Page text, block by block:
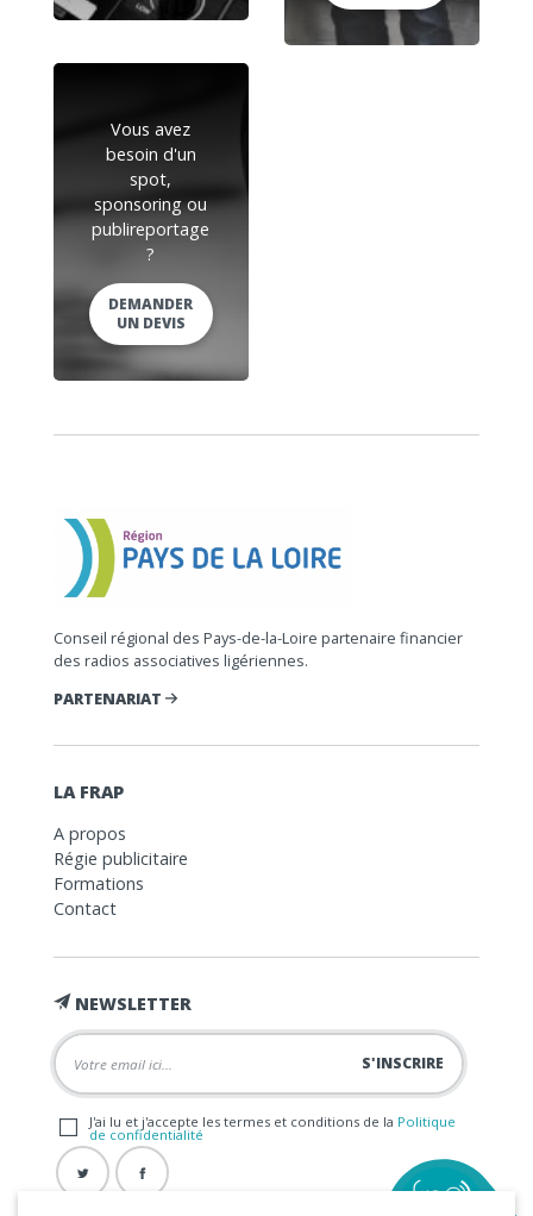
Vous avez
besoin d'un
spot,
sponsoring ou
publireportage
?
DEMANDER
UN DEVIS
Conseil régional des Pays-de-la-Loire partenaire financier
des radios associatives ligériennes.
PARTENARIAT
LA FRAP
A propos
Régie publicitaire
Formations
Contact
NEWSLETTER
J'ai lu et j'accepte les termes et conditions de la Politique
de confidentialité